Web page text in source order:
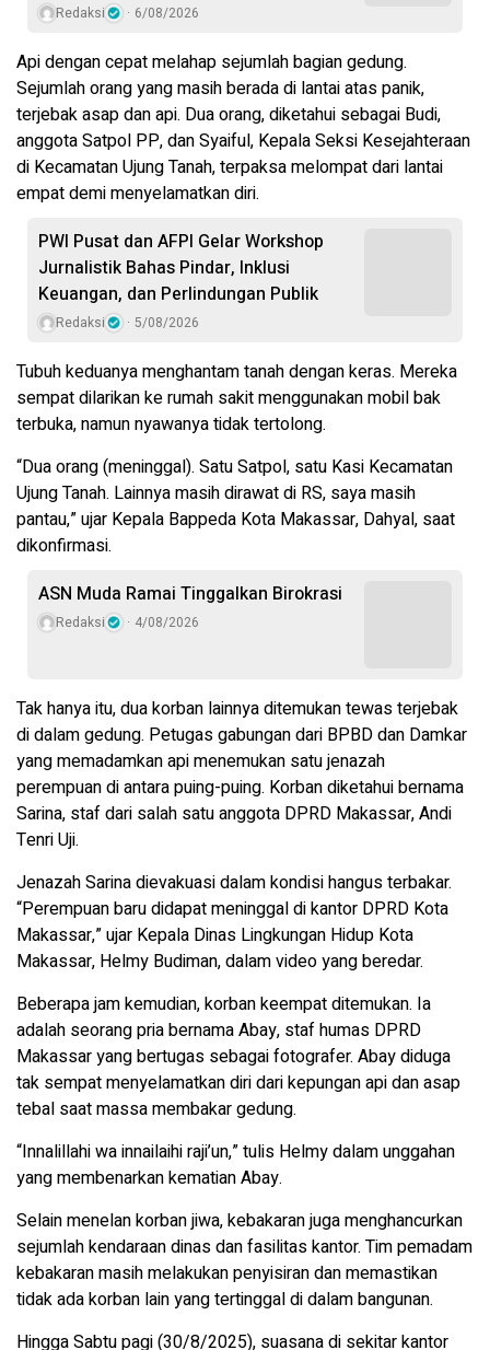
Redaksi 6/08/2026
Api dengan cepat melahap sejumlah bagian gedung.
Sejumlah orang yang masih berada di lantai atas panik,
terjebak asap dan api. Dua orang, diketahui sebagai Budi,
anggota Satpol PP, dan Syaiful, Kepala Seksi Kesejahteraan
di Kecamatan Ujung Tanah, terpaksa melompat dari lantai
empat demi menyelamatkan diri.
PWI Pusat dan AFPI Gelar Workshop
Jurnalistik Bahas Pindar, Inklusi
Keuangan, dan Perlindungan Publik
Redaksi 5/08/2026
Tubuh keduanya menghantam tanah dengan keras. Mereka
sempat dilarikan ke rumah sakit menggunakan mobil bak
terbuka, namun nyawanya tidak tertolong.
“Dua orang (meninggal). Satu Satpol, satu Kasi Kecamatan
Ujung Tanah. Lainnya masih dirawat di RS, saya masih
pantau,” ujar Kepala Bappeda Kota Makassar, Dahyal, saat
dikonfirmasi.
ASN Muda Ramai Tinggalkan Birokrasi
Redaksi 4/08/2026
Tak hanya itu, dua korban lainnya ditemukan tewas terjebak
di dalam gedung. Petugas gabungan dari BPBD dan Damkar
yang memadamkan api menemukan satu jenazah
perempuan di antara puing-puing. Korban diketahui bernama
Sarina, staf dari salah satu anggota DPRD Makassar, Andi
Tenri Uji.
Jenazah Sarina dievakuasi dalam kondisi hangus terbakar.
“Perempuan baru didapat meninggal di kantor DPRD Kota
Makassar,” ujar Kepala Dinas Lingkungan Hidup Kota
Makassar, Helmy Budiman, dalam video yang beredar.
Beberapa jam kemudian, korban keempat ditemukan. Ia
adalah seorang pria bernama Abay, staf humas DPRD
Makassar yang bertugas sebagai fotografer. Abay diduga
tak sempat menyelamatkan diri dari kepungan api dan asap
tebal saat massa membakar gedung.
“Innalillahi wa innailaihi raji’un,” tulis Helmy dalam unggahan
yang membenarkan kematian Abay.
Selain menelan korban jiwa, kebakaran juga menghancurkan
sejumlah kendaraan dinas dan fasilitas kantor. Tim pemadam
kebakaran masih melakukan penyisiran dan memastikan
tidak ada korban lain yang tertinggal di dalam bangunan.
Hingga Sabtu pagi (30/8/2025), suasana di sekitar kantor